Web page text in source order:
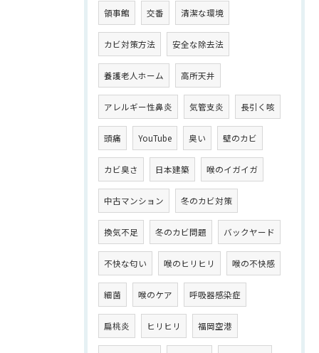
領事館 交番 清潔な環境
カビ対策方法 安全な除去法
養護老人ホーム 高所天井
アレルギー性鼻炎 気管支炎 長引く咳
頭痛 YouTube 臭い 壁のカビ
カビ臭さ 日本建築 喉のイガイガ
中古マンション 冬のカビ対策
換気不足 冬のカビ問題 バックヤード
不快な匂い 喉のヒリヒリ 喉の不快感
細菌 喉のケア 呼吸器感染症
扁桃炎 ヒリヒリ 福岡空港